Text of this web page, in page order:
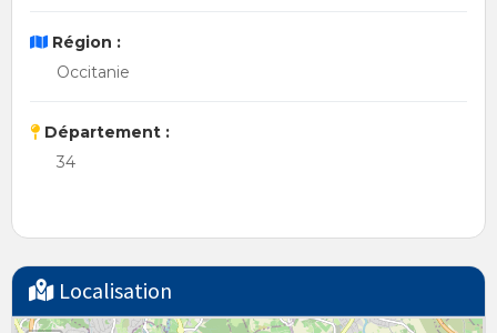
Région :
Occitanie
Département :
34
Localisation